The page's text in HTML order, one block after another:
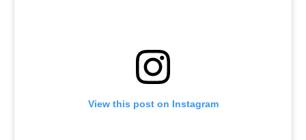
View this post on Instagram